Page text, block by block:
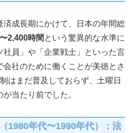
成長期にかけて、日本の年間総
2,400時間 という驚異的な水準に
社員」や「企業戦士」といった言
社のために働くことが美徳とさ
はまだ普及しておらず、土曜日
当たり前でした。
1980年代〜1990年代）：法